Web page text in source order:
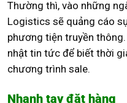
Thường thì, vào những
Logistics sẽ quảng cáo
phương tiện truyền
nhật tin tức để biết thời
chương trình sale.
Nhanh tay đặt hàng